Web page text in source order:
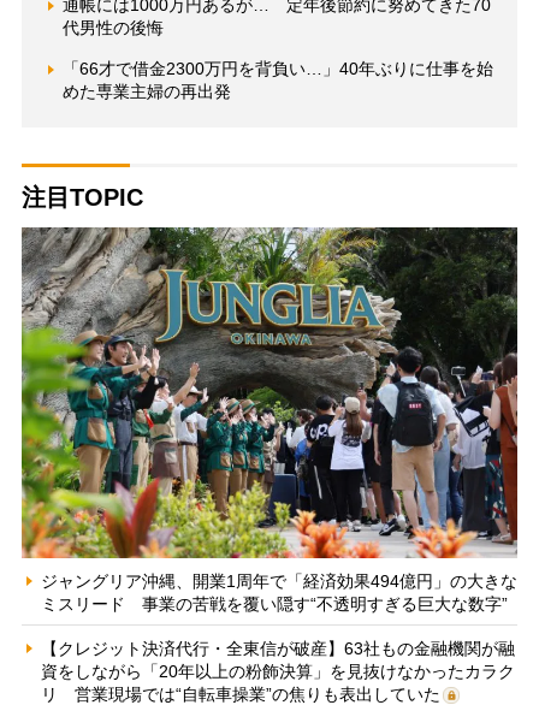
通帳には1000万円あるが… 定年後節約に努めてきた70
代男性の後悔
「66才で借金2300万円を背負い…」40年ぶりに仕事を始
めた専業主婦の再出発
注目TOPIC
ジャングリア沖縄、開業1周年で「経済効果494億円」の大きな
ミスリード 事業の苦戦を覆い隠す“不透明すぎる巨大な数字”
【クレジット決済代行・全東信が破産】63社もの金融機関が融
資をしながら「20年以上の粉飾決算」を見抜けなかったカラク
リ 営業現場では“自転車操業”の焦りも表出していた